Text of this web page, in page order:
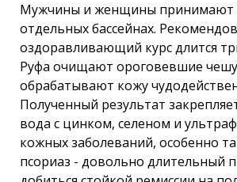
Мужчины и женщины принимают
отдельных бассейнах.
оздоравливающий курс длится
Руфа очищают ороговевшие
обрабатывают кожу
Полученный результат
вода с цинком, селеном и
кожных заболеваний, особенно
псориаз - довольно длительный